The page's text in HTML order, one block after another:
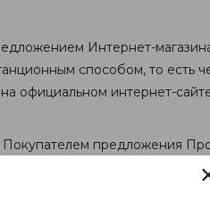
Интернет-
способом, то есть
официальном интернет-
предложения
заказа на